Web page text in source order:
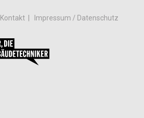
Kontakt Impressum / Datenschutz